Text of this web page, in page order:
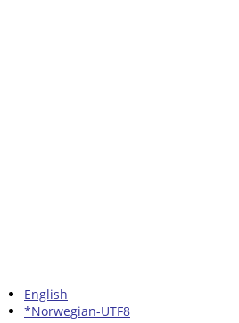
English
*Norwegian-UTF8